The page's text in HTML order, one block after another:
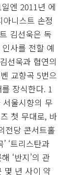
엔 2011년 에
니스트 손정
김선욱은 독
사를 전할 예
선욱과 협연의
교향곡 5번으
장식한다. 1
울시향의 무
첫 무대로, 바
전당 콘서트홀
‘트리스탄과
‘반지’의 관
몇 년 사이 약